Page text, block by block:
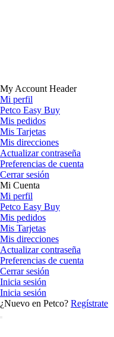
My Account Header
Mi perfil
Petco Easy Buy
Mis pedidos
Mis Tarjetas
Mis direcciones
Actualizar contraseña
Preferencias de cuenta
Cerrar sesión
Mi Cuenta
Mi perfil
Petco Easy Buy
Mis pedidos
Mis Tarjetas
Mis direcciones
Actualizar contraseña
Preferencias de cuenta
Cerrar sesión
Inicia sesión
Inicia sesión
¿Nuevo en Petco? Regístrate